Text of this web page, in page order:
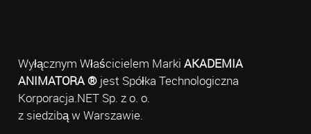
Wyłącznym Właścicielem Marki AKADEMIA
ANIMATORA ®jest Spółka Technologiczna
Korporacja.NET Sp. z o. o.
z siedzibą w Warszawie.